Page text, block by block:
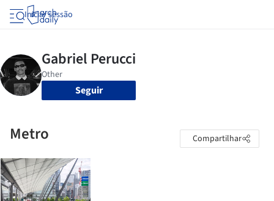
Iniciar sessão
Seguir
Metro Compartilhar